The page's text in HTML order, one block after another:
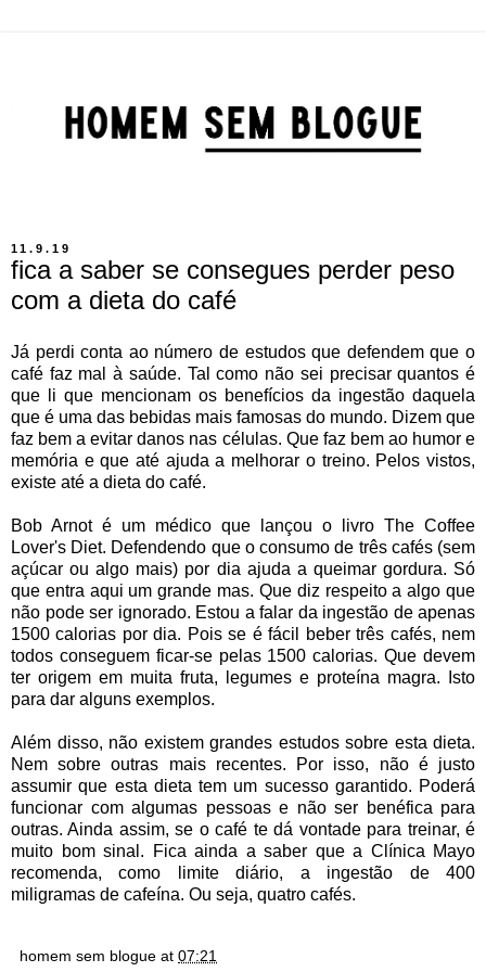
11.9.19
fica a saber se consegues perder peso
com a dieta do café
Já perdi conta ao número de estudos que defendem que o
café faz mal à saúde. Tal como não sei precisar quantos é
que li que mencionam os benefícios da ingestão daquela
que é uma das bebidas mais famosas do mundo. Dizem que
faz bem a evitar danos nas células. Que faz bem ao humor e
memória e que até ajuda a melhorar o treino. Pelos vistos,
existe até a dieta do café.
Bob Arnot é um médico que lançou o livro The Coffee
Lover's Diet. Defendendo que o consumo de três cafés (sem
açúcar ou algo mais) por dia ajuda a queimar gordura. Só
que entra aqui um grande mas. Que diz respeito a algo que
não pode ser ignorado. Estou a falar da ingestão de apenas
1500 calorias por dia. Pois se é fácil beber três cafés, nem
todos conseguem ficar-se pelas 1500 calorias. Que devem
ter origem em muita fruta, legumes e proteína magra. Isto
para dar alguns exemplos.
Além disso, não existem grandes estudos sobre esta dieta.
Nem sobre outras mais recentes. Por isso, não é justo
assumir que esta dieta tem um sucesso garantido. Poderá
funcionar com algumas pessoas e não ser benéfica para
outras. Ainda assim, se o café te dá vontade para treinar, é
muito bom sinal. Fica ainda a saber que a Clínica Mayo
recomenda, como limite diário, a ingestão de 400
miligramas de cafeína. Ou seja, quatro cafés.
homem sem blogue at 07:21